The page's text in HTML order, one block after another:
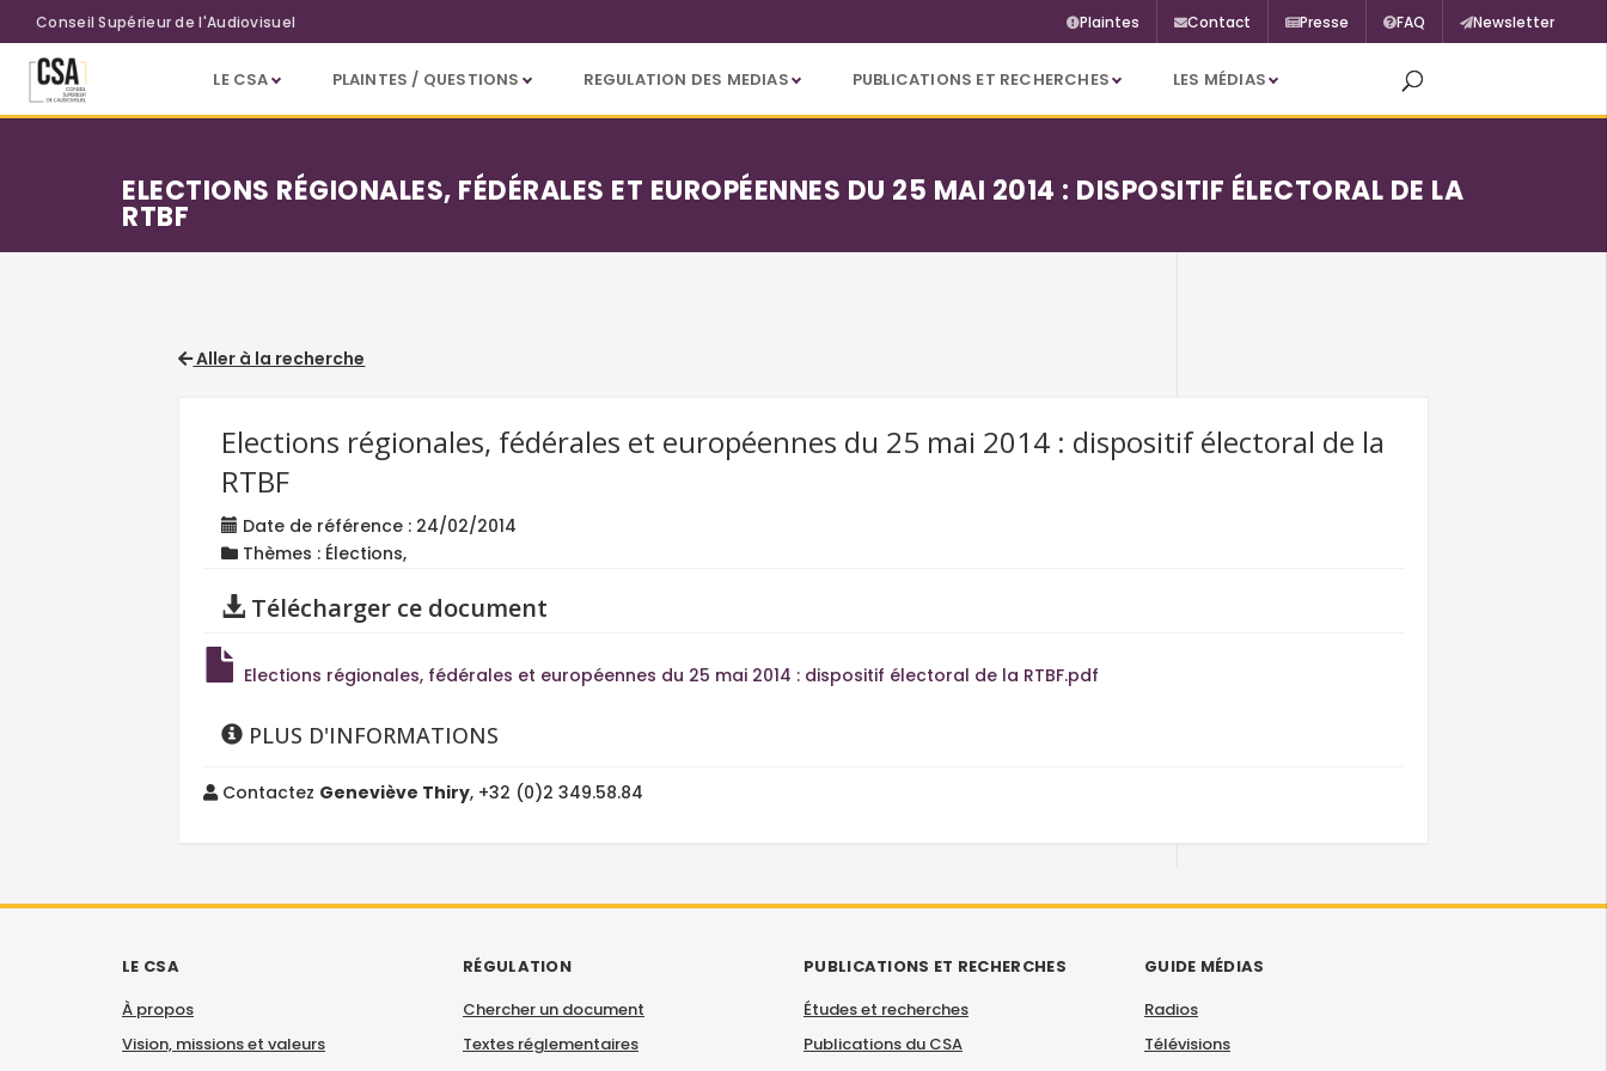
Aller au contenu principal
Conseil Supérieur de l'Audiovisuel Plaintes Contact Presse FAQ Newsletter
LE CSA PLAINTES / QUESTIONS REGULATION DES MEDIAS PUBLICATIONS ET RECHERCHES LES MÉDIAS
ELECTIONS RÉGIONALES, FÉDÉRALES ET EUROPÉENNES DU 25 MAI 2014 : DISPOSITIF ÉLECTORAL DE LA
RTBF
Aller à la recherche
Elections régionales, fédérales et européennes du 25 mai 2014 : dispositif électoral de la
RTBF
Date de référence : 24/02/2014
Thèmes : Élections,
Télécharger ce document
Elections régionales, fédérales et européennes du 25 mai 2014 : dispositif électoral de la RTBF.pdf
PLUS D'INFORMATIONS
Contactez Geneviève Thiry, +32 (0)2 349.58.84
LE CSA
À propos
Vision, missions et valeurs
RÉGULATION
Chercher un document
Textes réglementaires
PUBLICATIONS ET RECHERCHES
Études et recherches
Publications du CSA
GUIDE MÉDIAS
Radios
Télévisions